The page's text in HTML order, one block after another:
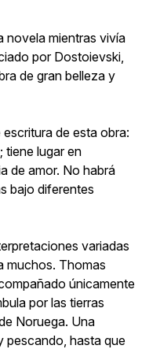
novela mientras vivía
por Dostoievski,
de gran belleza y
de esta obra:
tiene lugar en
de amor. No habrá
bajo diferentes
variadas
muchos. Thomas
únicamente
por las tierras
Noruega. Una
pescando, hasta que